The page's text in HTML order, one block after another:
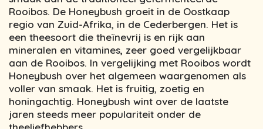
Rooibos. De Honeybush groeit in de Oostkaap
regio van Zuid-Afrika, in de Cederbergen. Het is
een theesoort die theïnevrij is en rijk aan
mineralen en vitamines, zeer goed vergelijkbaar
aan de Rooibos. In vergelijking met Rooibos wordt
Honeybush over het algemeen waargenomen als
voller van smaak. Het is fruitig, zoetig en
honingachtig. Honeybush wint over de laatste
jaren steeds meer populariteit onder de